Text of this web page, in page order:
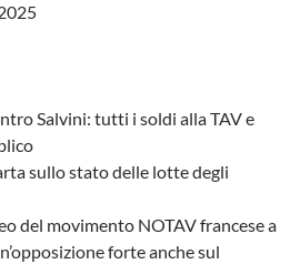
Salvini: tutti i soldi alla TAV e
sullo stato delle lotte degli
del movimento NOTAV francese a
forte anche sul